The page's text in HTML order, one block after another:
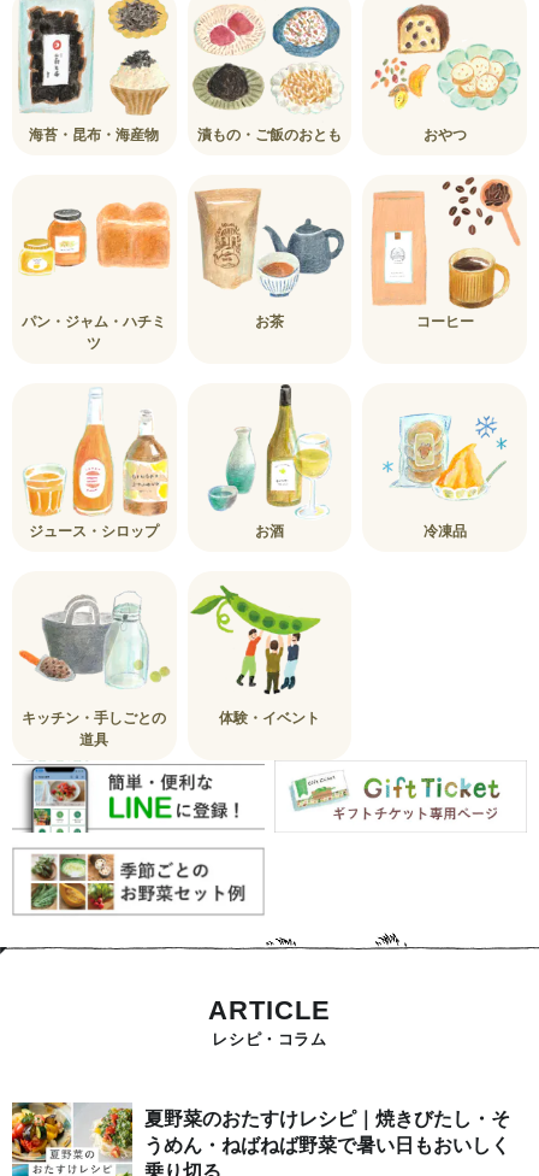
海苔・昆布・海産物 漬もの・ご飯のおとも おやつ
パン・ジャム・ハチミ
ツ
お茶 コーヒー
ジュース・シロップ お酒 冷凍品
キッチン・手しごとの
道具
体験・イベント
ARTICLE
レシピ・コラム
夏野菜のおたすけレシピ｜焼きびたし・そ
うめん・ねばねば野菜で暑い日もおいしく
乗り切る